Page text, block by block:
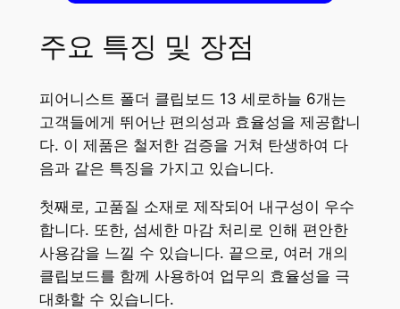
주요 특징 및 장점
피어니스트 폴더 클립보드 13 세로하늘 6개는
고객들에게 뛰어난 편의성과 효율성을 제공합니
다. 이 제품은 철저한 검증을 거쳐 탄생하여 다
음과 같은 특징을 가지고 있습니다.
첫째로, 고품질 소재로 제작되어 내구성이 우수
합니다. 또한, 섬세한 마감 처리로 인해 편안한
사용감을 느낄 수 있습니다. 끝으로, 여러 개의
클립보드를 함께 사용하여 업무의 효율성을 극
대화할 수 있습니다.